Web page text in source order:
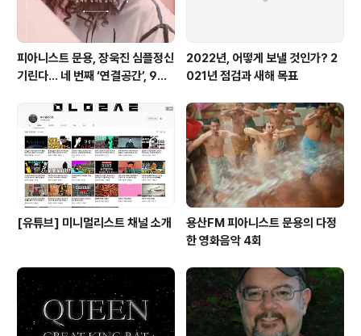
피아니스트 문용, 장욱진 심플정신
기린다… 네 번째 ‘연결공간’, 9월
2022년, 어떻게 보낼 것인가? 2
021년 점검과 새해 목표
[유튜브] 미니멀리스트 채널 소개
용산FM 피아니스트 문용의 다정
한 영화음악 4회